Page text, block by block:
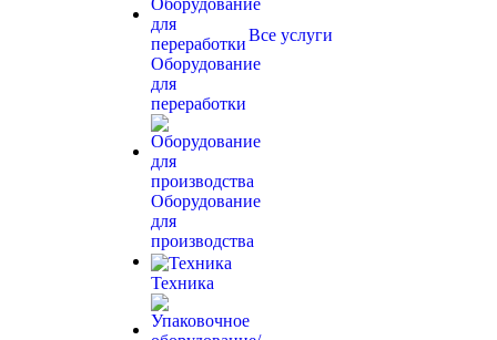
Оборудование
для
переработки
Оборудование
для
производства
Техника
Все услуги